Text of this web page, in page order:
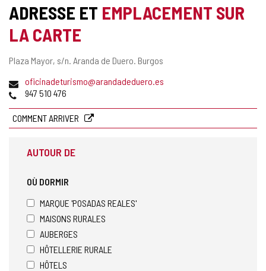
ADRESSE ET EMPLACEMENT SUR
LA CARTE
Adresse
Plaza Mayor, s/n. Aranda de Duero. Burgos
Adresse
de
électronique
oficinadeturismo@arandadeduero.es
Téléphones
947 510 476
COMMENT ARRIVER
AUTOUR DE
OÙ DORMIR
MARQUE 'POSADAS REALES'
MAISONS RURALES
AUBERGES
HÔTELLERIE RURALE
HÔTELS